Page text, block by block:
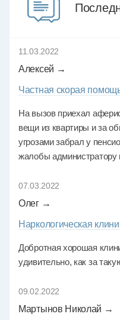
11.03.2022
Алексей →
Частная скорая
На вызов приехал
вещи из квартиры и за
угрозами забрал у
жалобы администратору
07.03.2022
Олег →
Наркологическая
Добротная хорошая
удивительно, как за
09.02.2022
Мартынов Николай →